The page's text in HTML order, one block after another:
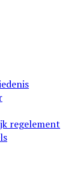
regelement